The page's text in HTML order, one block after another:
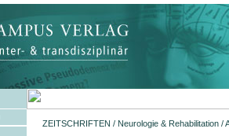
ZEITSCHRIFTEN / Neurologie & Rehabilitation /